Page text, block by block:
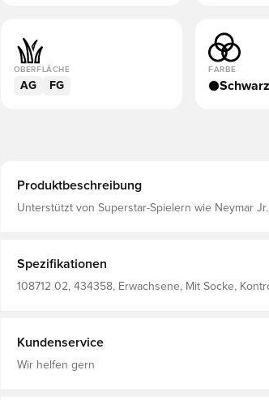
OBERFLÄCHE
AG FG
FARBE
Schwarz
Produktbeschreibung
Unterstützt von Superstar-Spielern wie Neymar
Spezifikationen
108712 02, 434358, Erwachsene, Mit Socke,
Kundenservice
Wir helfen gern